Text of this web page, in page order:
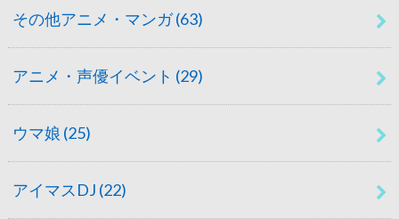
その他アニメ・マンガ(63)
アニメ・声優イベント (29)
ウマ娘 (25)
アイマスDJ (22)